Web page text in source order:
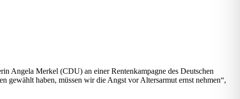
Angela Merkel (CDU) an einer Rentenkampagne des Deutschen
gewählt haben, müssen wir die Angst vor Altersarmut ernst nehmen“,